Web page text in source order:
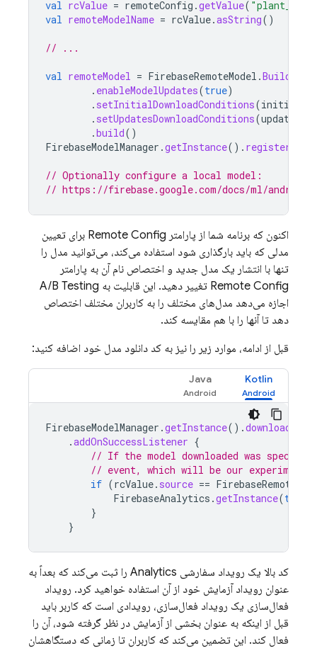
val rcValue = remoteConfig .getValue(
val remoteModelName = rcValue.asString()
// ...
val remoteModel = FirebaseRemoteModel .Builder
. enableModelUpdates(true)
. setInitialDownloadConditions(
. setUpdatesDownloadConditions(
.build()
FirebaseModelManager .getInstance().
// Optionally configure a local model:
// https://firebase.google.com/docs/ml/android/
اکنون که برنامه شما از پارامتر Remote Config برای تعیین
مدلی که باید بارگذاری شود استفاده می‌کند، می‌توانید مدل را
تنها با انتشار یک مدل جدید و اختصاص نام آن به پارامتر
Remote Config تغییر دهید. این قابلیت به A/B Testing
اجازه می‌دهد مدل‌های مختلف را به کاربران مختلف اختصاص
دهد تا آنها را با هم مقایسه کند.
قبل از ادامه، موارد زیر را نیز به کد دانلود مدل خود اضافه کنید:
Kotlin
Java
FirebaseModelManager .getInstance().
.addOnSuccessListener {
// If the model downloaded was
// event, which will be our
if (rcValue. source ==
FirebaseAnalytics .getInstance(this
}
}
کد بالا یک رویداد سفارشی Analytics را ثبت می‌کند که بعداً به
عنوان رویداد آزمایش خود از آن استفاده خواهید کرد. رویداد
فعال‌سازی یک رویداد فعال‌سازی، رویدادی است که کاربر باید
قبل از اینکه به عنوان بخشی از آزمایش در نظر گرفته شود، آن را
فعال کند. این تضمین می‌کند که کاربران تا زمانی که دستگاهشان